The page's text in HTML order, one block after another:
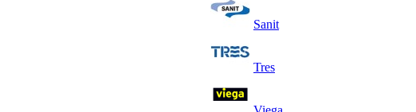
Sanit
Tres